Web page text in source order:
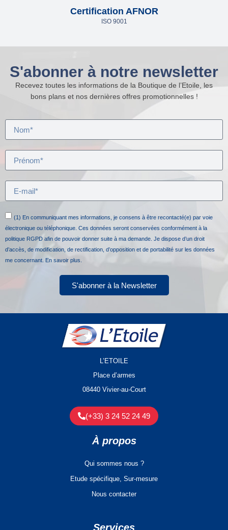
Certification AFNOR
ISO 9001
S'abonner à notre newsletter
Recevez toutes les informations de la Boutique de l’Etoile, les
bons plans et nos dernières offres promotionnelles !
(1) En communiquant mes informations, je consens à être recontacté(e) par voie
électronique ou téléphonique. Ces données seront conservées conformément à la
politique RGPD afin de pouvoir donner suite à ma demande. Je dispose d’un droit
d’accès, de modification, de rectification, d’opposition et de portabilité sur les données
me concernant.
En savoir plus.
S'abonner à la Newsletter
L’ETOILE
Place d’armes
08440 Vivier-au-Court
(+33) 3 24 52 24 49
À propos
Qui sommes nous ?
Etude spécifique, Sur-mesure
Nous contacter
Services